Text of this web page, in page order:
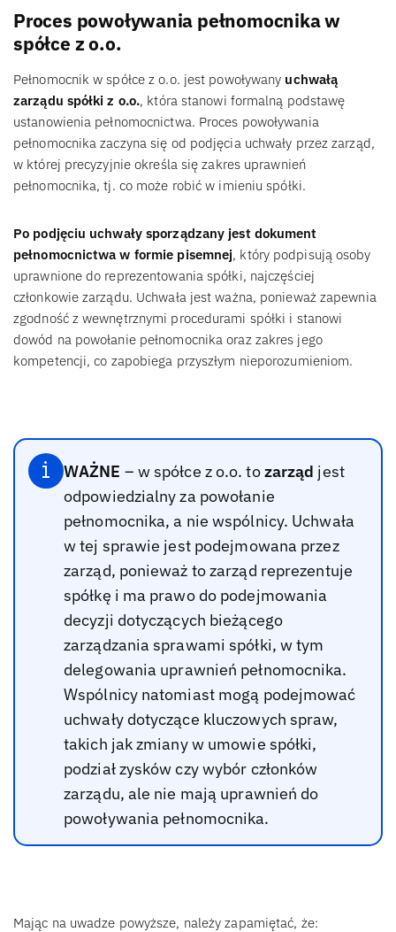
Proces powoływania pełnomocnika w
spółce z o.o.
Pełnomocnik w spółce z o.o. jest powoływany uchwałą
zarządu spółki z o.o., która stanowi formalną podstawę
ustanowienia pełnomocnictwa. Proces powoływania
pełnomocnika zaczyna się od podjęcia uchwały przez zarząd,
w której precyzyjnie określa się zakres uprawnień
pełnomocnika, tj. co może robić w imieniu spółki.
Po podjęciu uchwały sporządzany jest dokument
pełnomocnictwa w formie pisemnej, który podpisują osoby
uprawnione do reprezentowania spółki, najczęściej
członkowie zarządu. Uchwała jest ważna, ponieważ zapewnia
zgodność z wewnętrznymi procedurami spółki i stanowi
dowód na powołanie pełnomocnika oraz zakres jego
kompetencji, co zapobiega przyszłym nieporozumieniom.
WAŻNE – w spółce z o.o. tozarząd jest
odpowiedzialny za powołanie
pełnomocnika, a nie wspólnicy. Uchwała
w tej sprawie jest podejmowana przez
zarząd, ponieważ to zarząd reprezentuje
spółkę i ma prawo do podejmowania
decyzji dotyczących bieżącego
zarządzania sprawami spółki, w tym
delegowania uprawnień pełnomocnika.
Wspólnicy natomiast mogą podejmować
uchwały dotyczące kluczowych spraw,
takich jak zmiany w umowie spółki,
podział zysków czy wybór członków
zarządu, ale nie mają uprawnień do
powoływania pełnomocnika.
Mając na uwadze powyższe, należy zapamiętać, że: